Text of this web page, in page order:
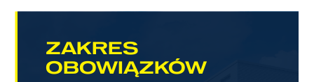
ZAKRES
OBOWIĄZKÓW